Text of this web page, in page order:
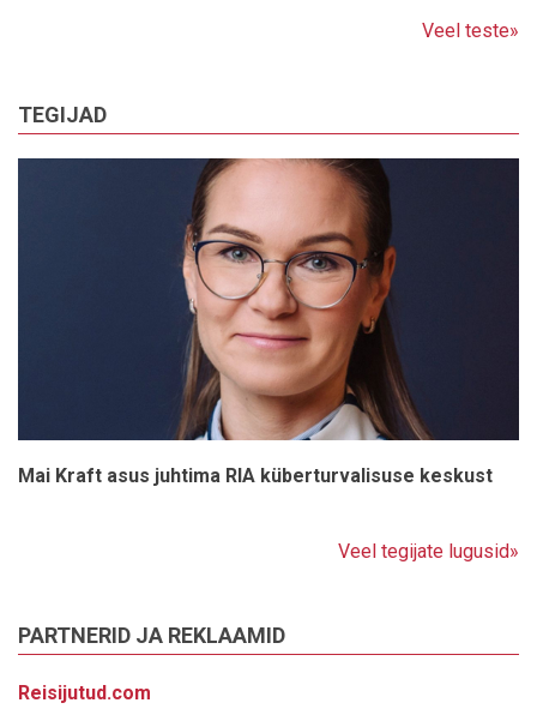
Veel teste»
TEGIJAD
Mai Kraft asus juhtima RIA küberturvalisuse keskust
Veel tegijate lugusid»
PARTNERID JA REKLAAMID
Reisijutud.com